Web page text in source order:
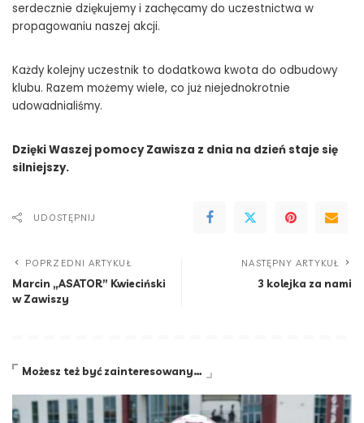
serdecznie dziękujemy i zachęcamy do uczestnictwa w
propagowaniu naszej akcji.
Każdy kolejny uczestnik to dodatkowa kwota do odbudowy
klubu. Razem możemy wiele, co już niejednokrotnie
udowadnialiśmy.
Dzięki Waszej pomocy Zawisza z dnia na dzień staje się
silniejszy.
UDOSTĘPNIJ
POPRZEDNI ARTYKUŁ
Marcin „ASATOR” Kwieciński
w Zawiszy
NASTĘPNY ARTYKUŁ
3 kolejka za nami
Możesz też być zainteresowany…